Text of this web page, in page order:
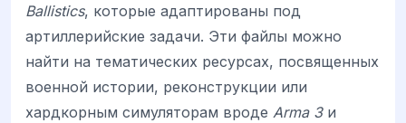
Ballistics, которые адаптированы под
артиллерийские задачи. Эти файлы можно
найти на тематических ресурсах, посвященных
военной истории, реконструкции или
хардкорным симуляторам вроде Arma 3и